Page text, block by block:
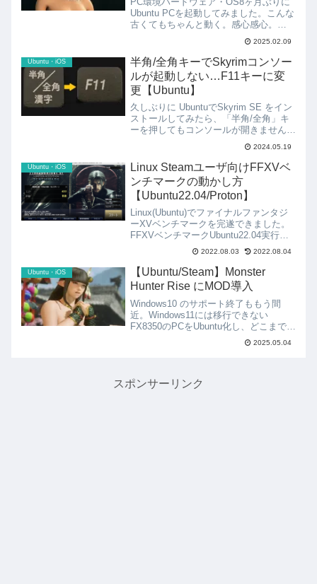
Ubuntu PCを起動してみました。こんな
古くてもちゃんと動く。感心感心。
Ubuntuは24.04LTSにアップグレードし
ました。CPU: AMD Phenom II X6
1100T（3.3GHz）...
2025.02.09
Ubuntu・iOS
半角/全角キーでSkyrimコンソー
ルが起動しない…F11キーに変
更【Ubuntu】
久しぶりに UbuntuでSkyrim SE をイン
ストールしてみたら、「半角/全角」キ
ーを押してもコンソールが開きません。
コンソールが開かないとRacemenu が
使えないので致命的です。F11キーを押
した時にコンソールが開くように変更
し...
2024.05.19
Ubuntu・iOS
Linux Steamユーザ向けFFXVベ
ンチマークの動かし方
【Ubuntu22.04/Proton】
Linux(Ubuntu)でファイナルファンタジ
ーXVベンチマークを完遂できました。
FFXVベンチマークUbuntu22.04実行結
果 ：標準品質 1920x1080 フルスクリー
ン "4222"一見Ubuntuで動かした結果に
見えませんが...
2022.08.03 2022.08.04
Ubuntu・iOS
【Ubuntu/Steam】Monster
Hunter Rise にMOD導入
Windows10 のサポート終了ももう間
近。Windows11には移行できない
FX8350のPCをUbuntu化し、どこまでゲ
ーム用PCとして使えるか試してみるこ
とにします。今回はMonster Hunter
2025.05.04
スポンサーリンク